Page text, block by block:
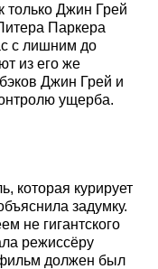
только Джин Грей
Паркера
с лишним до
из его же
Джин Грей и
ущерба.
которая курирует
задумку.
не гигантского
режиссёру
должен был